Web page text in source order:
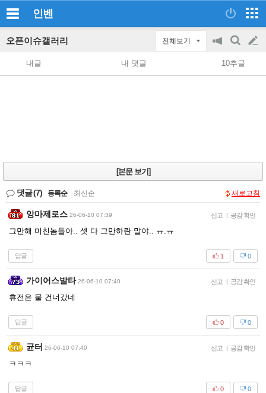
인벤
오픈이슈갤러리 전체보기
공
지
on/off
검
색
글
쓰
내글 내 댓글 10추글
[본문 보기]
댓글(7) 등록순 최신순 새로고침
앙마제로스 26-06-10 07:39 신고 | 공감 확인
그만해 미친놈들아.. 셋 다 그만하란 말야.. ㅠ.ㅠ
답글 0
1
가이어스발타 26-06-10 07:40 신고 | 공감 확인
휴전은 물 건너갔네
답글 0
0
균터 26-06-10 07:40 신고 | 공감 확인
ㅋㅋㅋ
답글 0
0